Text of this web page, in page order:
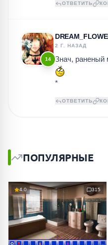
ОТВЕТИТЬ
14
2 Г. НАЗАД
Знач, раненый
*
ОТВЕТИТЬ
ПОПУЛЯРНЫЕ
4.0 315